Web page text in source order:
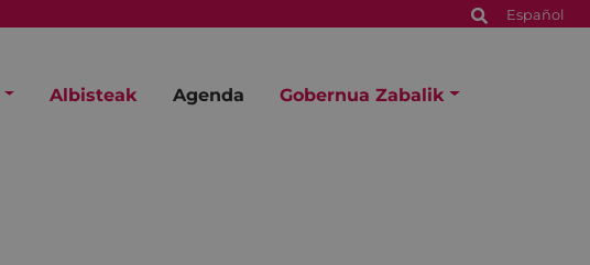
Español
Albisteak Agenda Gobernua Zabalik